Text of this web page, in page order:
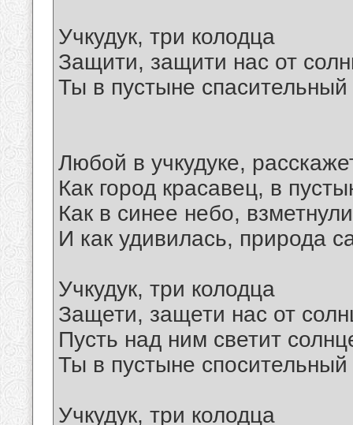
Учкудук, три колодца
Защити, защити нас от
Ты в пустыне спасительный
Любой в учкудуке,
Как город красавец, в
Как в синее небо,
И как удивилась, природа
Учкудук, три колодца
Защети, защети нас от
Пусть над ним светит
Ты в пустыне спосительный
Учкудук, три колодца